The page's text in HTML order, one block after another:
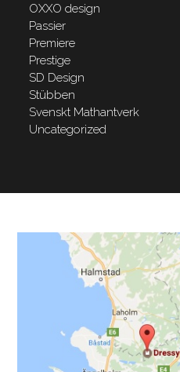
OXXO design
Passier
Premiere
Prestige
SD Design
Stübben
Svenskt Mathantverk
Uncategorized